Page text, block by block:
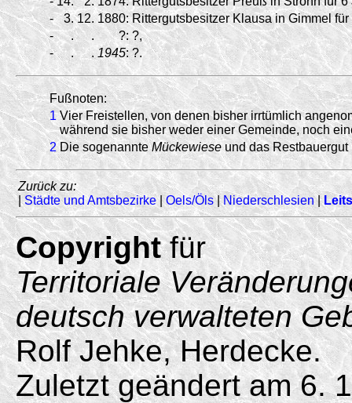
-
3. 12. 1880: Rittergutsbesitzer Klausa in Gimmel für
-
. . ?: ?,
-
. . 1945: ?.
Fußnoten:
1 Vier Freistellen, von denen bisher irrtümlich
während sie bisher weder einer Gemeinde, noch
2 Die sogenannteMückewiese und das Restbauergut
Zurück zu:
| Städte und Amtsbezirke|Oels/Öls| Niederschlesien|
Copyrightfür
Territoriale
deutsch verwalteten
Rolf Jehke, Herdecke.
Zuletzt geändert am 6.